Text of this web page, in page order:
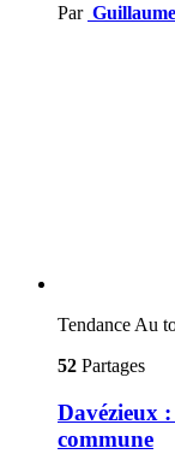
Par
Tendance Au
52 Partages
Davézieux
commune